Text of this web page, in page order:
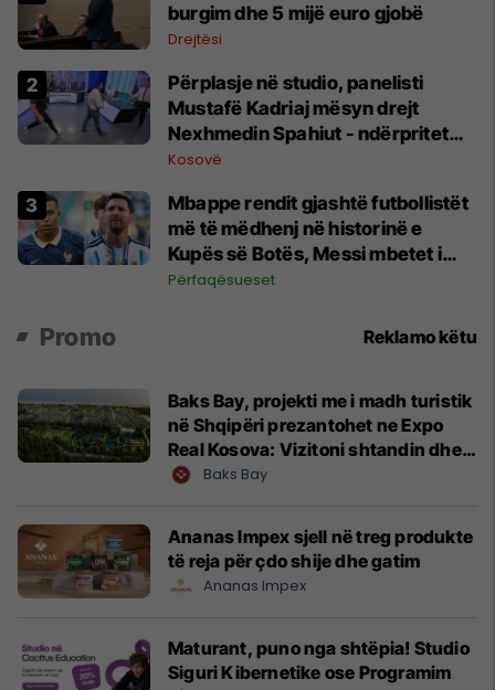
burgim dhe 5 mijë euro gjobë
Drejtësi
Përplasje në studio, panelisti
Mustafë Kadriaj mësyn drejt
Nexhmedin Spahiut - ndërpritet
transmetimi
Kosovë
Mbappe rendit gjashtë futbollistët
më të mëdhenj në historinë e
Kupës së Botës, Messi mbetet i
dyti
Përfaqësueset
Promo Reklamo këtu
Baks Bay, projekti me i madh turistik
në Shqipëri prezantohet ne Expo
Real Kosova: Vizitoni shtandin dhe
zbuloni mundësitë e investimit
Baks Bay
Ananas Impex sjell në treg produkte
të reja për çdo shije dhe gatim
Ananas Impex
Maturant, puno nga shtëpia! Studio
Siguri Kibernetike ose Programim